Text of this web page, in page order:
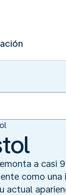
a casi
como
actual